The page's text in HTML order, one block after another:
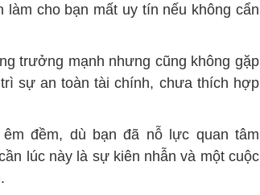
cho bạn mất uy tín nếu không cẩn
trưởng mạnh nhưng cũng không gặp
sự an toàn tài chính, chưa thích hợp
đềm, dù bạn đã nỗ lực quan tâm
lúc này là sự kiên nhẫn và một cuộc